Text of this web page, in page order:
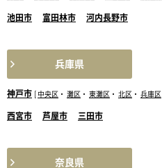
池田市 富田林市 河内長野市
兵庫県
神戸市 中央区 ・ 灘区 ・ 東灘区 ・ 北区 ・ 兵庫区
西宮市 芦屋市 三田市
奈良県